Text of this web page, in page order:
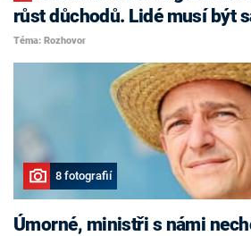
růst důchodů. Lidé musí být
Téma: Rozhovor
8 fotografií
Úmorné, ministři s námi